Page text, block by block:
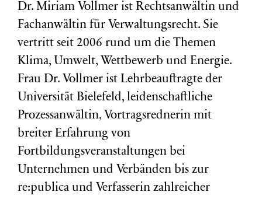
Dr. Miriam Vollmer ist Rechtsanwältin und
Fachanwältin für Verwaltungsrecht. Sie
vertritt seit 2006 rund um die Themen
Klima, Umwelt, Wettbewerb und Energie.
Frau Dr. Vollmer ist Lehrbeauftragte der
Universität Bielefeld, leidenschaftliche
Prozessanwältin, Vortragsrednerin mit
breiter Erfahrung von
Fortbildungsveranstaltungen bei
Unternehmen und Verbänden bis zur
re:publica und Verfasserin zahlreicher